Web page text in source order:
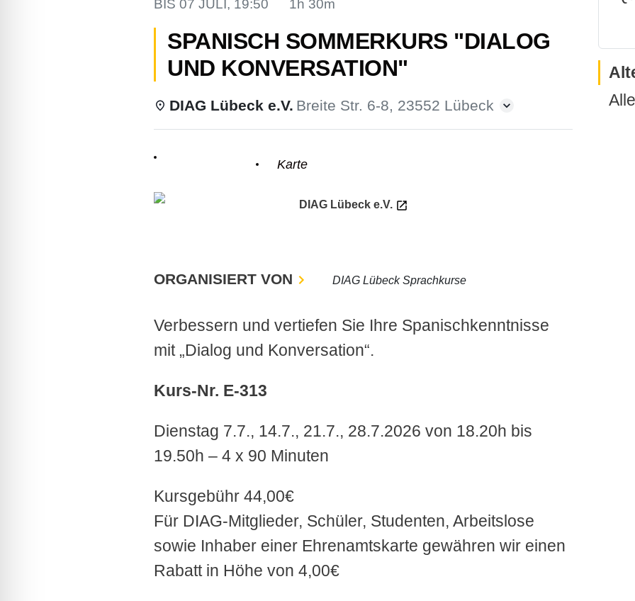
BIS 07 JULI, 19:50 1h 30m
SPANISCH SOMMERKURS "DIALOG
UND KONVERSATION"
DIAG Lübeck e.V. Breite Str. 6-8, 23552 Lübeck
Karte
DIAG Lübeck e.V.
ORGANISIERT VON DIAG Lübeck Sprachkurse
Verbessern und vertiefen Sie Ihre Spanischkenntnisse
mit „Dialog und Konversation“.
Kurs-Nr. E-313
Dienstag 7.7., 14.7., 21.7., 28.7.2026 von 18.20h bis
19.50h – 4 x 90 Minuten
Kursgebühr 44,00€
Für DIAG-Mitglieder, Schüler, Studenten, Arbeitslose
sowie Inhaber einer Ehrenamtskarte gewähren wir einen
Rabatt in Höhe von 4,00€
Alle